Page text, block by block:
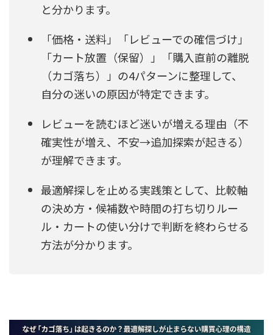
と分かります。
「価格・送料」「レビューでの確信づけ」
「カート放置（保留）」「購入直前の離脱
（カゴ落ち）」の4パターンに整理して、
自分の迷いの原因が特定できます。
レビューを読むほど迷いが増える理由（不
確実性が増え、不安→追加探索が起きる）
が理解できます。
最適解探しを止める実践策として、比較軸
の決め方・候補数や時間の打ち切りルー
ル・カートの使い分けで判断を終わらせる
方法が分かります。